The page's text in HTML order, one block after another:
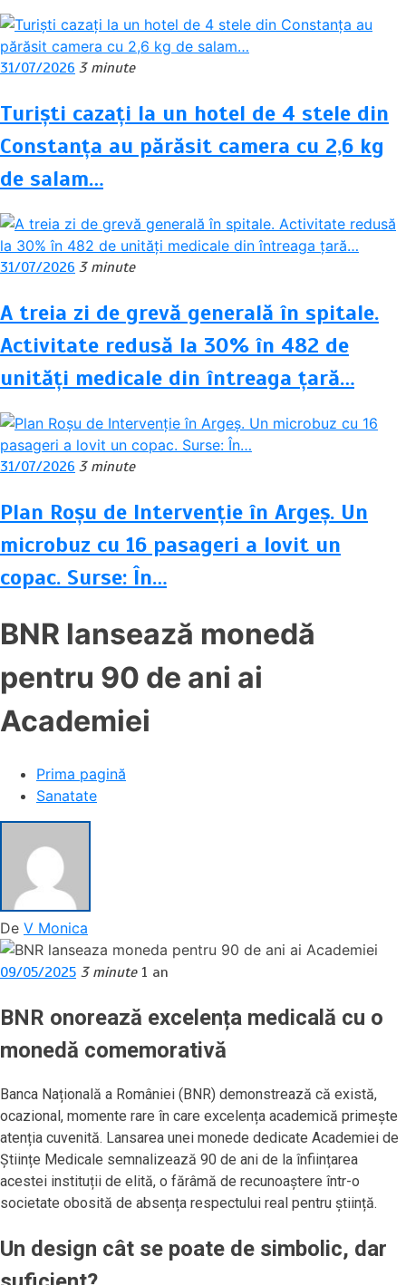
31/07/2026 3 minute
Turiști cazați la un hotel de 4 stele din
Constanța au părăsit camera cu 2,6 kg
de salam…
31/07/2026 3 minute
A treia zi de grevă generală în spitale.
Activitate redusă la 30% în 482 de
unități medicale din întreaga țară…
31/07/2026 3 minute
Plan Roșu de Intervenție în Argeș. Un
microbuz cu 16 pasageri a lovit un
copac. Surse: În…
BNR lansează monedă
pentru 90 de ani ai
Academiei
Prima pagină
Sanatate
De V Monica
09/05/2025 3 minute 1 an
BNR onorează excelența medicală cu o
monedă comemorativă
Banca Națională a României (BNR) demonstrează că există,
ocazional, momente rare în care excelența academică primește
atenția cuvenită. Lansarea unei monede dedicate Academiei de
Științe Medicale semnalizează 90 de ani de la înființarea
acestei instituții de elită, o fărâmă de recunoaștere într-o
societate obosită de absența respectului real pentru știință.
Un design cât se poate de simbolic, dar